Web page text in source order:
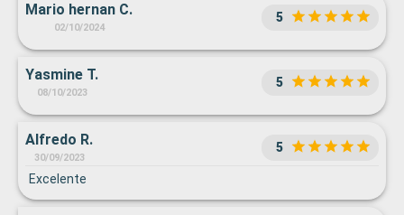
Mario hernan C.
02/10/2024
5
Yasmine T.
08/10/2023
5
Alfredo R.
30/09/2023
5
Excelente